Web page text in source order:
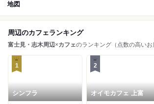
地図
周辺のカフェランキング
富士見・志木周辺×カフェのランキング（点数の高いお
1
シンフラ
2
オイモカフェ 上富